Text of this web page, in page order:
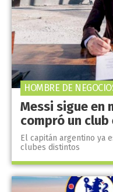
Messi sigue en
compró un club
El capitán argentino ya
clubes distintos
HOMBRE DE